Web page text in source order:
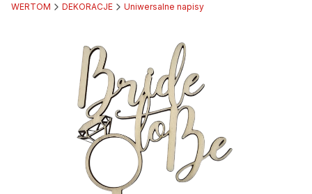
WERTOM DEKORACJE Uniwersalne napisy